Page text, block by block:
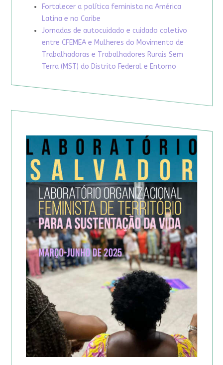
Fortalecer a política feminista na América
Latina e no Caribe
Jornadas de autocuidado e cuidado coletivo
entre CFEMEA e Mulheres do Movimento de
Trabalhadoras e Trabalhadores Rurais Sem
Terra (MST) do Distrito Federal e Entorno